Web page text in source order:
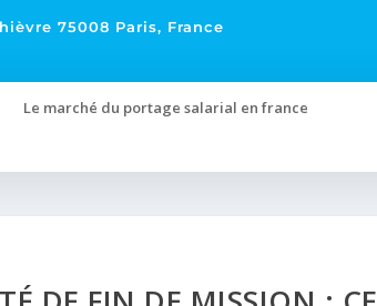
75008 Paris, France
Le marché du portage salarial en france